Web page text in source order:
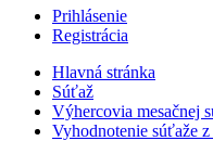
Prihlásenie
Registrácia
Hlavná stránka
Súťaž
Výhercovia mesačnej
Vyhodnotenie súťaže